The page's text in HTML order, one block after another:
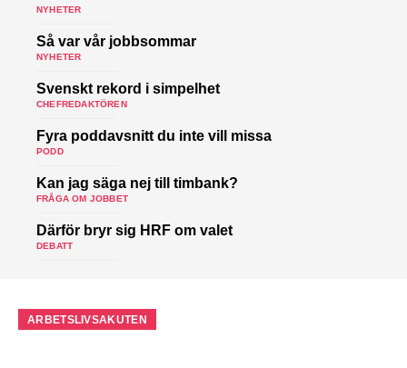
NYHETER
Så var vår jobbsommar
NYHETER
Svenskt rekord i simpelhet
CHEFREDAKTÖREN
Fyra poddavsnitt du inte vill missa
PODD
Kan jag säga nej till timbank?
FRÅGA OM JOBBET
Därför bryr sig HRF om valet
DEBATT
ARBETSLIVSAKUTEN